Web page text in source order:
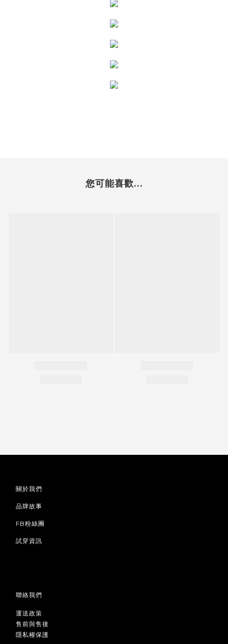
您可能喜歡...
關於我們
品牌故事
FB粉絲團
試穿資訊
聯絡我們
運送政策
售前與售後
隱私權保護